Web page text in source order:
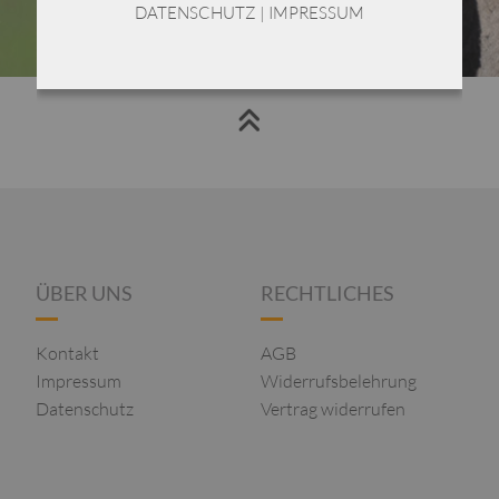
ÜBER UNS
Kontakt
Impressum
Datenschutz
RECHTLICHES
AGB
Widerrufsbelehrung
Vertrag widerrufen
DATENSCHUTZ | IMPRESSUM